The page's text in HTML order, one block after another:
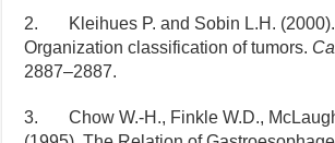
2. Kleihues P. and Sobin L.H. (2000).
Organization classification of tumors.
2887–2887.
3. Chow W.-H., Finkle W.D.,